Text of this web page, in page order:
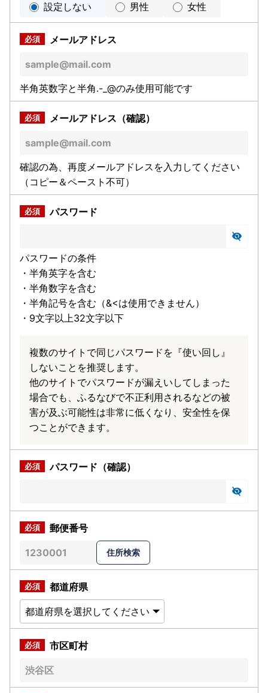
設定しない
男性 女性
メールアドレス
半角英数字と半角.-_@のみ使用可能です
メールアドレス（確認）
確認の為、再度メールアドレスを入力してください
（コピー＆ペースト不可）
パスワード
パスワードの条件
・半角英字を含む
・半角数字を含む
・半角記号を含む（&<は使用できません）
・9文字以上32文字以下
複数のサイトで同じパスワードを『使い回し』
しないことを推奨します。
他のサイトでパスワードが漏えいしてしまった
場合でも、ふるなびで不正利用されるなどの被
害が及ぶ可能性は非常に低くなり、安全性を保
つことができます。
パスワード（確認）
郵便番号
都道府県
市区町村